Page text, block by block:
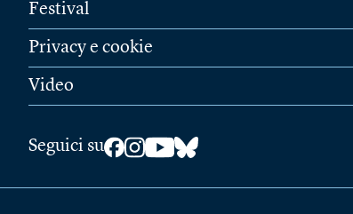
Festival
Privacy e cookie
Video
Seguici su